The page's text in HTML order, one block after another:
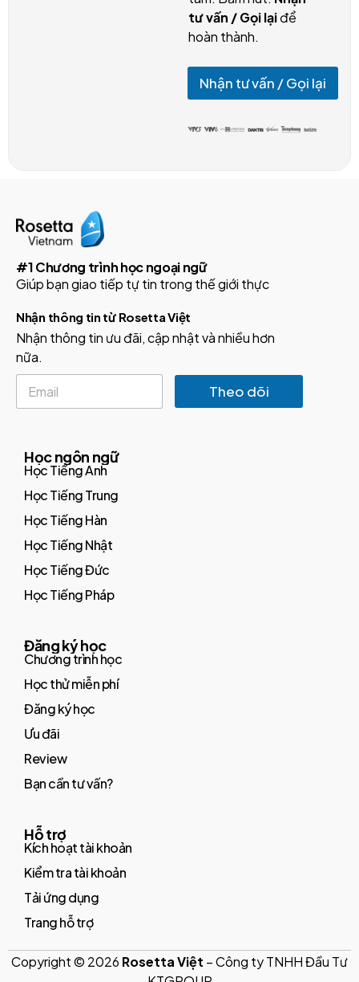
tư vấn / Gọi lạiđể
hoàn thành.
Nhận tư vấn / Gọi lại
#1 Chương trình học ngoại ngữ
Giúp bạn giao tiếp tự tin trong thế giới thực
Nhận thông tin từ Rosetta Việt
Nhận thông tin ưu đãi, cập nhật và nhiều hơn
nữa.
E
a
Theo dõi
Học ngôn ngữ
Học Tiếng Anh
Học Tiếng Trung
Học Tiếng Hàn
Học Tiếng Nhật
Học Tiếng Đức
Học Tiếng Pháp
Đăng ký học
Chương trình học
Học thử miễn phí
Đăng ký học
Ưu đãi
Review
Bạn cần tư vấn?
Hỗ trợ
Kích hoạt tài khoản
Kiểm tra tài khoản
Tải ứng dụng
Trang hỗ trợ
Copyright © 2026 Rosetta Việt – Công ty TNHH Đầu Tư